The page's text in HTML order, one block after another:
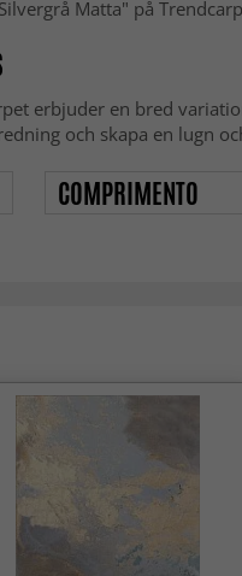
Matta" på
erbjuder en bred
och skapa en lugn
COMPRIMENTO